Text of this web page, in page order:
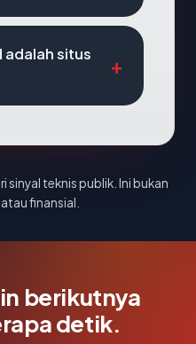
adalah situs
teknis publik. Ini bukan
finansial.
berikutnya
detik.